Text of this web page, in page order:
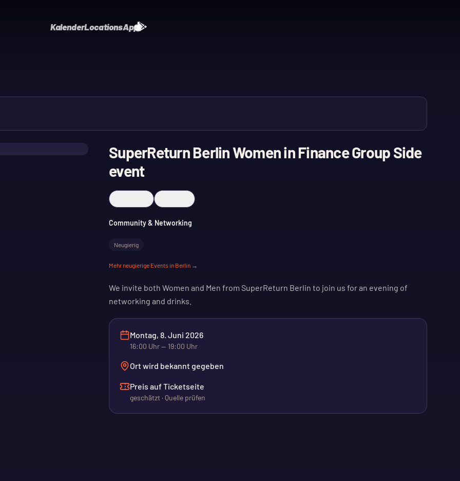
KalenderLocationsApp
SuperReturn Berlin Women in Finance Group Side
event
Community & Networking
Neugierig
Mehr neugierige Events in Berlin →
We invite both Women and Men from SuperReturn Berlin to join us for an evening of
networking and drinks.
Montag, 8. Juni 2026
16:00 Uhr— 19:00 Uhr
Ort wird bekannt gegeben
Preis auf Ticketseite
geschätzt · Quelle prüfen